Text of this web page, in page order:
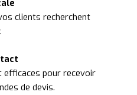
clients recherchent
efficaces pour recevoir
de devis.